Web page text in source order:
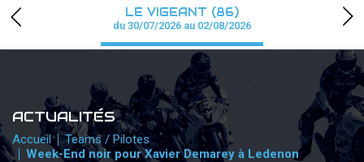
CALENDRIER
PHOTOS / WEB TV
PARTENAIRES
LE VIGEANT (86)
du 30/07/2026 au 02/08/2026
ACTUALITÉS
Accueil
Teams / Pilotes
Week-End noir pour Xavier Demarey à Ledenon